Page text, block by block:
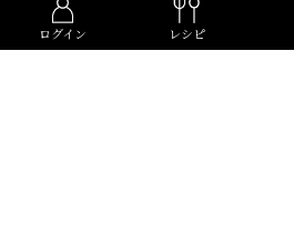
ログイン レシピ